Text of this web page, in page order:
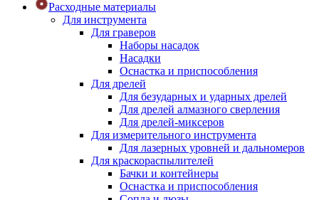
Расходные материалы
Для инструмента
Для граверов
Наборы насадок
Насадки
Оснастка и приспособления
Для дрелей
Для безударных и ударных дрелей
Для дрелей алмазного сверления
Для дрелей-миксеров
Для измерительного инструмента
Для лазерных уровней и дальномеров
Для краскораспылителей
Бачки и контейнеры
Оснастка и приспособления